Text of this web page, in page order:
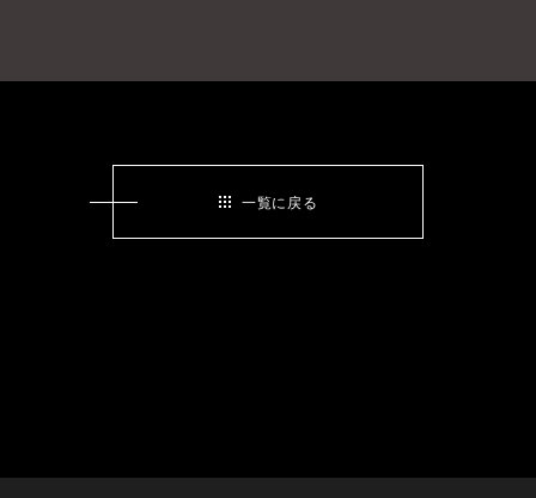
一覧に戻る